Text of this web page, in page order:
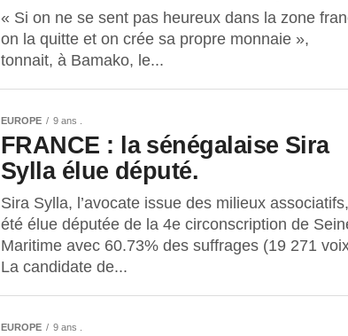
« Si on ne se sent pas heureux dans la zone
on la quitte et on crée sa propre monnaie »,
tonnait, à Bamako, le...
EUROPE 9 ans .
FRANCE : la sénégalaise Sira
Sylla élue député.
Sira Sylla, l’avocate issue des milieux
été élue députée de la 4e circonscription de
Maritime avec 60.73% des suffrages (19 271
La candidate de...
EUROPE 9 ans .